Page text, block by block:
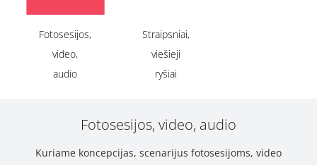
Fotosesijos,
video,
audio
Straipsniai,
viešieji
ryšiai
Fotosesijos, video, audio
Kuriame koncepcijas, scenarijus fotosesijoms, video